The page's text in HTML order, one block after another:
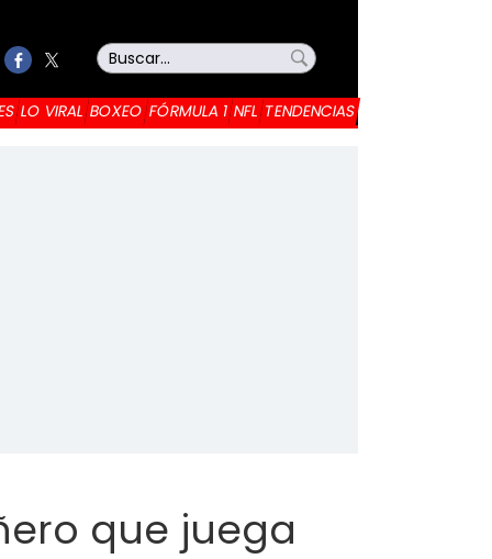
LO VIRAL BOXEO FÓRMULA 1 NFL TENDENCIAS
que juega